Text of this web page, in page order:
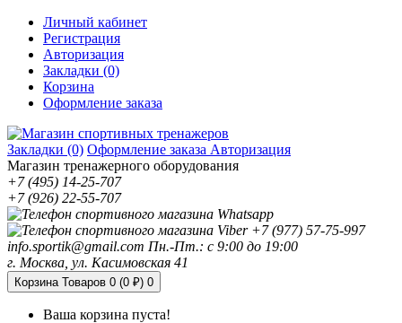
Личный кабинет
Регистрация
Авторизация
Закладки (0)
Корзина
Оформление заказа
Закладки (0) Оформление заказа Авторизация
Магазин тренажерного оборудования
+7 (495) 14-25-707
+7 (926) 22-55-707
+7 (977) 57-75-997
info.sportik@gmail.com Пн.-Пт.: с 9:00 до 19:00
г. Москва, ул. Касимовская 41
Корзина Товаров 0 (0 ₽) 0
Ваша корзина пуста!